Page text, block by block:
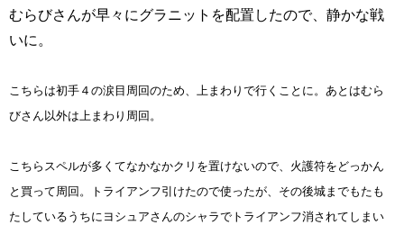
むらびさんが早々にグラニットを配置したので、静かな戦
いに。
こちらは初手４の涙目周回のため、上まわりで行くことに。あとはむら
びさん以外は上まわり周回。
こちらスペルが多くてなかなかクリを置けないので、火護符をどっかん
と買って周回。トライアンフ引けたので使ったが、その後城までもたも
たしているうちにヨシュアさんのシャラでトライアンフ消されてしまい